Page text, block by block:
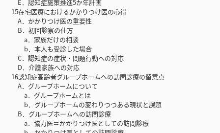
E．認知症施策推進5か年計画
15在宅医療におけるかかりつけ医の心得
A．かかりつけ医の重要性
B．初回診察の仕方
a．家族だけの相談
b．本人も受診した場合
C．認知症の症状・問題行動への対応
D．介護家族への対応
16認知症高齢者グループホームへの訪問診療の留意点
A．グループホームについて
a．グループホームとは
b．グループホームの変わりつつある現状と課題
B．グループホームへの訪問診療
a．協力医＝かかりつけ医としての訪問診療